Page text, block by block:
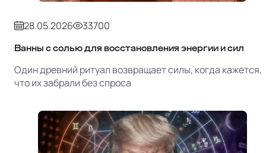
28.05.2026 33700
Ванны с солью для восстановления энергии и сил
Один древний ритуал возвращает силы, когда кажется,
что их забрали без спроса